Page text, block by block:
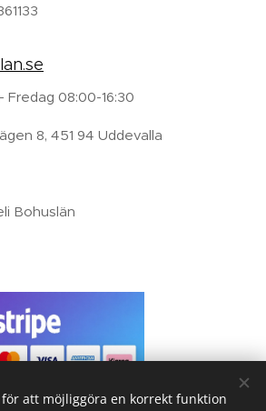
Fredag 08:00-16:30
8, 451 94 Uddevalla
Bohuslän
att möjliggöra en korrekt funktion